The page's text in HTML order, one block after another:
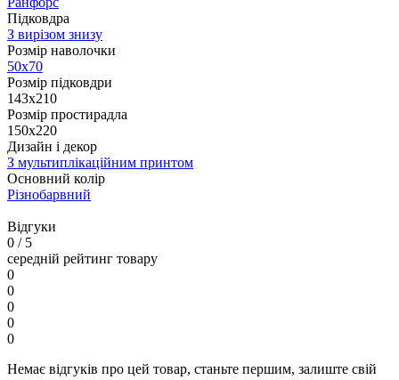
Підковдра
З вирізом знизу
Розмір наволочки
50х70
Розмір підковдри
143x210
Розмір простирадла
150х220
Дизайн і декор
З мультиплікаційним принтом
Основний колір
Різнобарвний
Відгуки
0 / 5
середній рейтинг товару
0
0
0
0
0
Немає відгуків про цей товар, станьте першим, залиште свій